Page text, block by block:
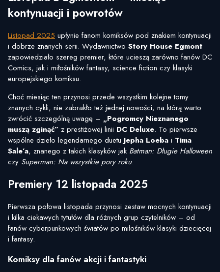
kontynuacji i powrotów
Listopad 2025 upłynie fanom komiksów pod znakiem kontynuacji
i dobrze znanych serii. Wydawnictwo Story House Egmont
zapowiedziało szereg premier, które ucieszą zarówno fanów DC
Comics, jak i miłośników fantasy, science fiction czy klasyki
europejskiego komiksu.
Choć miesiąc ten przynosi przede wszystkim kolejne tomy
znanych cykli, nie zabrakło też jednej nowości, na którą warto
zwrócić szczególną uwagę – „Pogromcy Nieznanego
muszą zginąć” z prestiżowej linii DC Deluxe. To pierwsze
wspólne dzieło legendarnego duetuJepha Loeba i Tima
Sale’a, znanego z takich klasyków jak Batman: Długie Halloween
czy Superman: Na wszystkie pory roku.
Premiery 12 listopada 2025
Pierwsza połowa listopada przynosi zestaw mocnych kontynuacji
i kilka ciekawych tytułów dla różnych grup czytelników – od
fanów cyberpunkowych światów po miłośników klasyki dziecięcej
i fantasy.
Komiksy dla fanów akcji i fantastyki